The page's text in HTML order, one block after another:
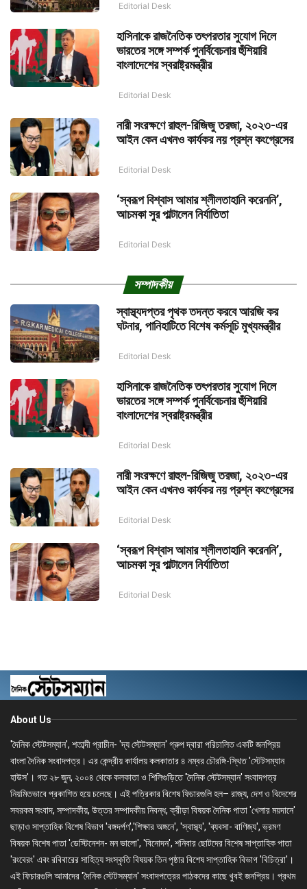
Editorial Desk
হাসিনাকে রাজনৈতিক তৎপরতার সুযোগ দিলে
ভারতের সঙ্গে সম্পর্ক পুনর্বিবেচনার হুঁশিয়ারি
বাংলাদেশের স্বরাষ্ট্রমন্ত্রীর
Editorial Desk
নারী সংরক্ষণে রাহুল-রিজিজু তরজা, ২০২৩-এর
আইন কেন এখনও কার্যকর নয় প্রশ্ন কংগ্রেসের
Editorial Desk
‘স্বরূপ বিশ্বাস আমার শ্লীলতাহানি করেননি’,
আচমকা সুর পাল্টালেন নির্যাতিতা
Editorial Desk
সম্পাদকীয়
স্বাস্থ্যদপ্তর পৃথক তদন্ত করবে আরজি কর
ঘটনার, পানিহাটিতে বিশেষ কর্মসূচি মুখ্যমন্ত্রীর
Editorial Desk
হাসিনাকে রাজনৈতিক তৎপরতার সুযোগ দিলে
ভারতের সঙ্গে সম্পর্ক পুনর্বিবেচনার হুঁশিয়ারি
বাংলাদেশের স্বরাষ্ট্রমন্ত্রীর
Editorial Desk
নারী সংরক্ষণে রাহুল-রিজিজু তরজা, ২০২৩-এর
আইন কেন এখনও কার্যকর নয় প্রশ্ন কংগ্রেসের
Editorial Desk
‘স্বরূপ বিশ্বাস আমার শ্লীলতাহানি করেননি’,
আচমকা সুর পাল্টালেন নির্যাতিতা
Editorial Desk
About Us
'দৈনিক স্টেটসম্যান', শতাব্দী প্রাচীন- 'দ্য স্টেটসম্যান' গ্রুপ দ্বারা পরিচালিত একটি জনপ্রিয়
বাংলা দৈনিক সংবাদপত্র। এর কেন্দ্রীয় কার্যালয় কলকাতার ৪ নম্বর চৌরঙ্গি-স্থিত 'স্টেটসম্যান
হাউস'। গত ২৮ জুন, ২০০৪ থেকে কলকাতা ও শিলিগুড়িতে 'দৈনিক স্টেটসম্যান' সংবাদপত্র
নিয়মিতভাবে প্রকাশিত হয়ে চলেছে। এই পত্রিকার বিশেষ ফিচারগুলি হল– রাজ্য, দেশ ও বিদেশের
সবরকম সংবাদ, সম্পাদকীয়, উত্তর সম্পাদকীয় নিবন্ধ, ক্রীড়া বিষয়ক দৈনিক পাতা 'খেলার ময়দানে'
ছাড়াও সাপ্তাহিক বিশেষ বিভাগ 'বঙ্গদর্পণ','শিক্ষার অঙ্গনে', 'স্বাস্থ্য', 'ব্যবসা- বাণিজ্য', ভ্রমণ
বিষয়ক বিশেষ পাতা 'ডেস্টিনেশন- মন ভালো', 'বিনোদন', শনিবার ছোটদের বিশেষ সাপ্তাহিক পাতা
'রংবেরং' এবং রবিবারের সাহিত্য সংস্কৃতি বিষয়ক তিন পৃষ্ঠার বিশেষ সাপ্তাহিক বিভাগ 'বিচিত্রা'।
এই ফিচারগুলি আমাদের 'দৈনিক স্টেটসম্যান' সংবাদপত্রের পাঠকদের কাছে খুবই জনপ্রিয়। প্রথম